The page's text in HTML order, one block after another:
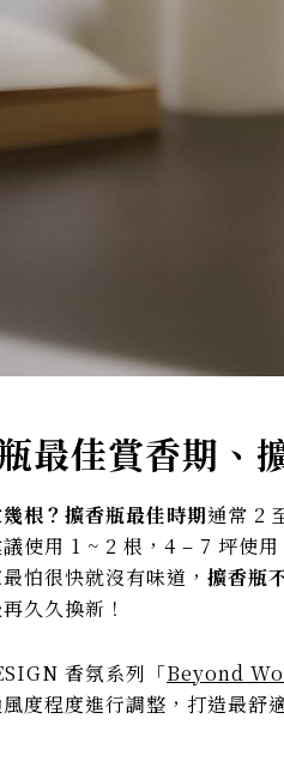
最佳賞香期、
根？擴香瓶最佳時期通常 2
使用 1 ~ 2 根，4 – 7 坪使
怕很快就沒有味道， 擴香瓶
久久換新！
香氛系列「Beyond
度程度進行調整，打造最舒